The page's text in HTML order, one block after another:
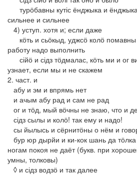
турӧбавны кутіс ёнджыка и
сильнее и сильнее
4) уступ. хотя и; если даже
кӧть и сьӧкыд, уджсӧ колӧ помавны
работу надо выполнить
сійӧ и сідз тӧдмалас, кӧть ми и ог
узнает, если мы и не скажем
2. част. и
абу и эм и впрямь нет
и ачым абу рад и сам не рад
ог и тӧд, мый вӧчны не знаю, что и
сідз сылы и колӧ! так ему и надо!
сы йылысь и сёрнитӧны о нём и
бур юр дырйи и ки-кок шань да тӧлка
ногам покоя не даёт (букв. при
умны, толковы)
◊ и сідз водзӧ и так далее